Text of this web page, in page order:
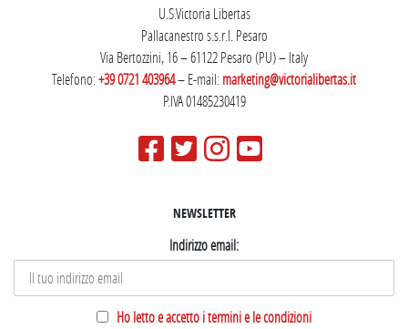
U.S.Victoria Libertas
Pallacanestro s.s.r.l. Pesaro
Via Bertozzini, 16 – 61122 Pesaro (PU) – Italy
Telefono:+39 0721 403964– E-mail:marketing@victorialibertas.it
P.IVA 01485230419
NEWSLETTER
Indirizzo email:
Ho letto e accetto i termini e le condizioni